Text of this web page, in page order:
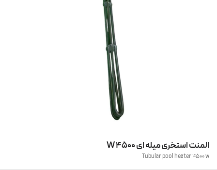
المنت استخری میله ای 4500 W
Tubular pool heater 4500 w